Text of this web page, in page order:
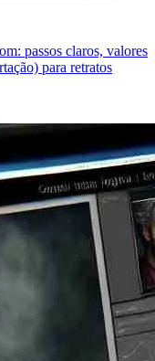
passos claros, valores
para retratos